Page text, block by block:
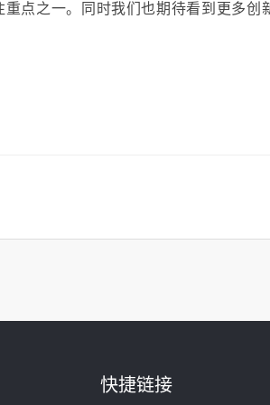
点之一。同时我们也期待看到更多创
快捷链接